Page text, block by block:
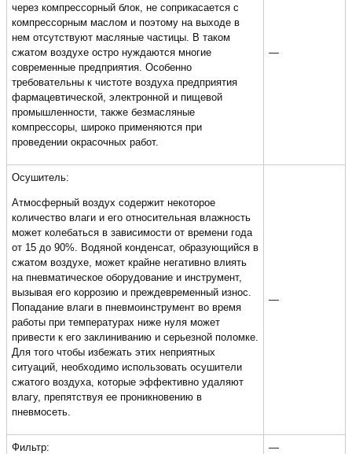
через компрессорный блок, не соприкасается с
компрессорным маслом и поэтому на выходе в
нем отсутствуют масляные частицы. В таком
сжатом воздухе остро нуждаются многие
современные предприятия. Особенно
требовательны к чистоте воздуха предприятия
фармацевтической, электронной и пищевой
промышленности, также безмасляные
компрессоры, широко применяются при
проведении окрасочных работ.
—
Осушитель:
Атмосферный воздух содержит некоторое
количество влаги и его относительная влажность
может колебаться в зависимости от времени года
от 15 до 90%. Водяной конденсат, образующийся в
сжатом воздухе, может крайне негативно влиять
на пневматическое оборудование и инструмент,
вызывая его коррозию и преждевременный износ.
Попадание влаги в пневмоинструмент во время
работы при температурах ниже нуля может
привести к его заклиниванию и серьезной поломке.
Для того чтобы избежать этих неприятных
ситуаций, необходимо использовать осушители
сжатого воздуха, которые эффективно удаляют
влагу, препятствуя ее проникновению в
пневмосеть.
—
Фильтр: —